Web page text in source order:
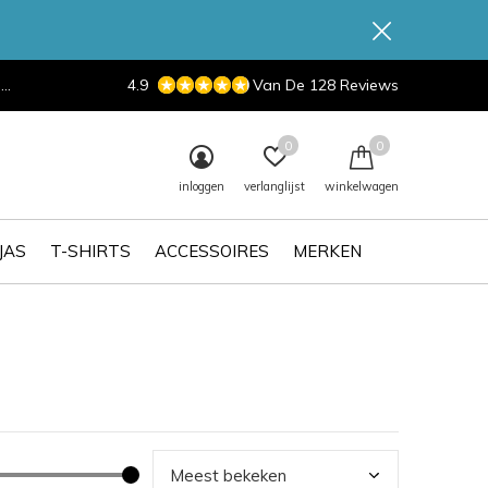
T-SHIRTS ACCESSOIRES MERKEN
inloggen verlanglijst
0
winkelwagen
0
4.9 Van De 128 Reviews